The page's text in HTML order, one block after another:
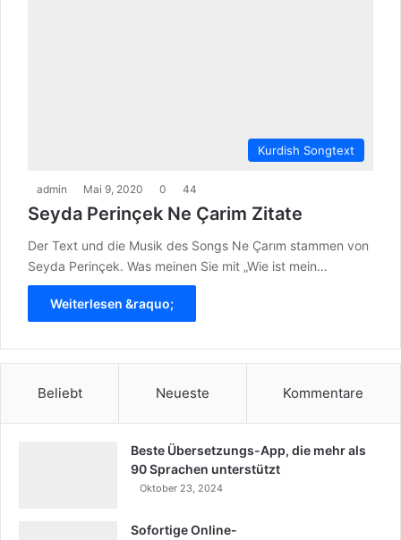
Kurdish Songtext
admin Mai 9, 2020 0 44
Seyda Perinçek Ne Çarim Zitate
Der Text und die Musik des Songs Ne Çarım stammen von
Seyda Perinçek. Was meinen Sie mit „Wie ist mein…
Weiterlesen &raquo;
Beliebt Neueste Kommentare
Beste Übersetzungs-App, die mehr als
90 Sprachen unterstützt
Oktober 23, 2024
Sofortige Online-